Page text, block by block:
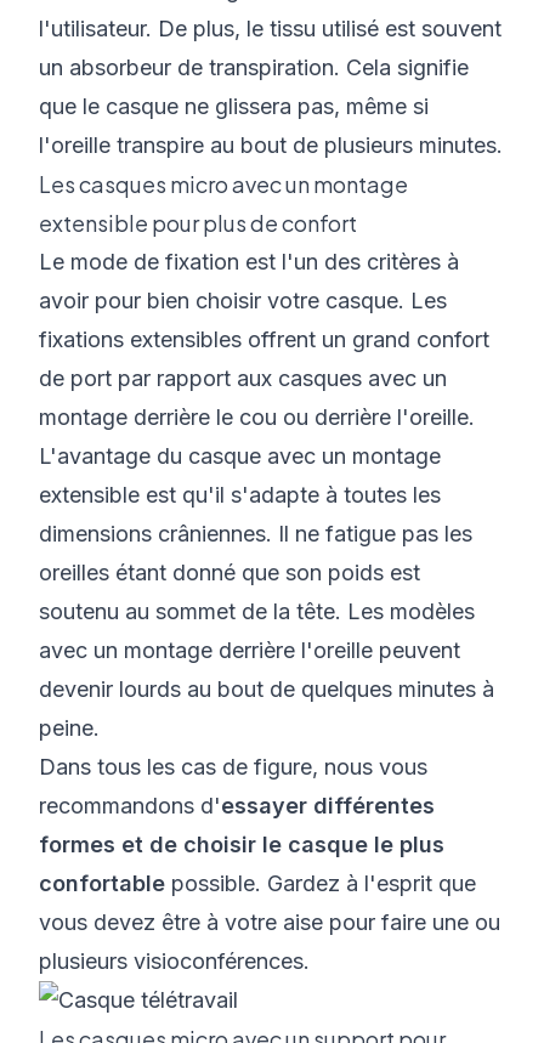
l'utilisateur. De plus, le tissu utilisé est souvent
un absorbeur de transpiration. Cela signifie
que le casque ne glissera pas, même si
l'oreille transpire au bout de plusieurs minutes.
Les casques micro avec un montage
extensible pour plus de confort
Le mode de fixation est l'un des critères à
avoir pour bien choisir votre casque. Les
fixations extensibles offrent un grand confort
de port par rapport aux casques avec un
montage derrière le cou ou derrière l'oreille.
L'avantage du casque avec un montage
extensible est qu'il s'adapte à toutes les
dimensions crâniennes. Il ne fatigue pas les
oreilles étant donné que son poids est
soutenu au sommet de la tête. Les modèles
avec un montage derrière l'oreille peuvent
devenir lourds au bout de quelques minutes à
peine.
Dans tous les cas de figure, nous vous
recommandons d'essayer différentes
formes et de choisir le casque le plus
confortable possible. Gardez à l'esprit que
vous devez être à votre aise pour faire une ou
plusieurs visioconférences.